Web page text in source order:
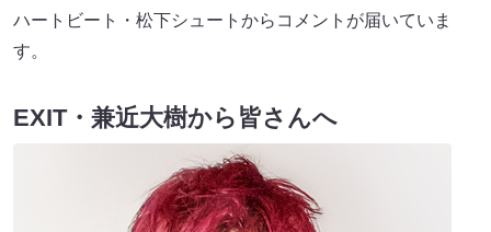
ハートビート・松下シュートからコメントが届いていま
す。
EXIT・兼近大樹から皆さんへ